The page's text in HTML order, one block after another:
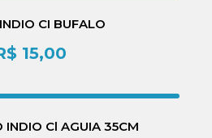
CI BUFALO
15,00
INDIO Cl AGUIA 35CM